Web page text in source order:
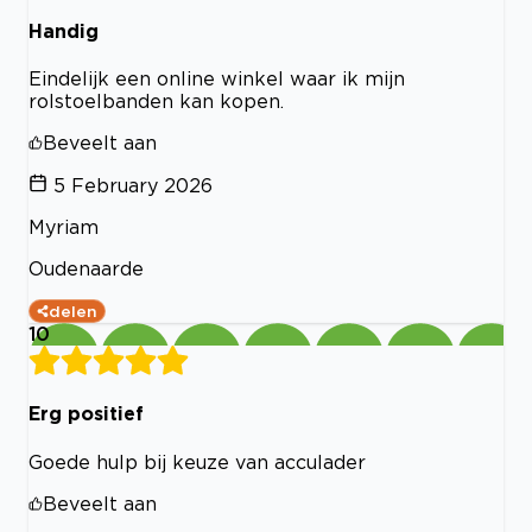
Handig
Eindelijk een online winkel waar ik mijn
rolstoelbanden kan kopen.
Beveelt aan
5 February 2026
Myriam
Oudenaarde
delen
10
Erg positief
Goede hulp bij keuze van acculader
Beveelt aan